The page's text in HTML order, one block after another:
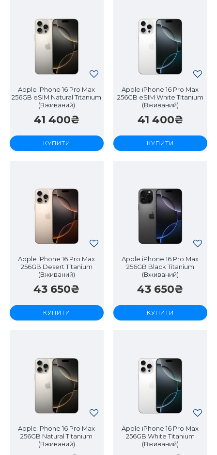
Apple iPhone 16 Pro Max
256GB eSIM Natural Titanium
(Вживаний)
41 400₴
КУПИТИ
Apple iPhone 16 Pro Max
256GB eSIM White Titanium
(Вживаний)
41 400₴
КУПИТИ
Apple iPhone 16 Pro Max
256GB Desert Titanium
(Вживаний)
43 650₴
КУПИТИ
Apple iPhone 16 Pro Max
256GB Black Titanium
(Вживаний)
43 650₴
КУПИТИ
Apple iPhone 16 Pro Max
256GB Natural Titanium
(Вживаний)
Apple iPhone 16 Pro Max
256GB White Titanium
(Вживаний)